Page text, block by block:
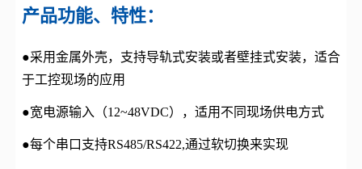
产品功能、特性：
●采用金属外壳，支持导轨式安装或者壁挂式安装，适合
于工控现场的应用
●宽电源输入（12~48VDC），适用不同现场供电方式
●每个串口支持RS485/RS422,通过软切换来实现